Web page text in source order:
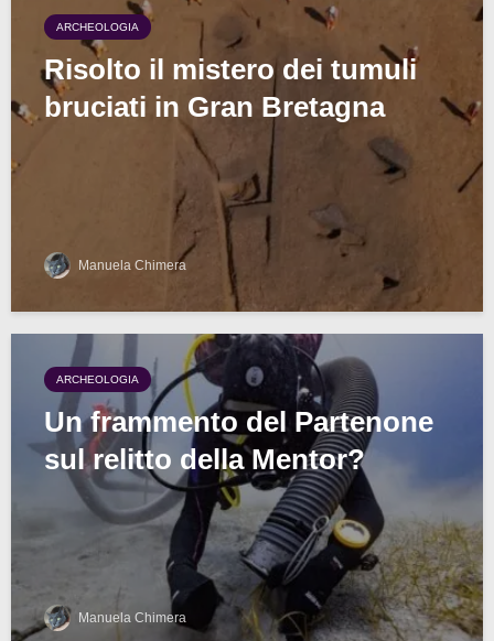
ARCHEOLOGIA
Risolto il mistero dei tumuli
bruciati in Gran Bretagna
Manuela Chimera
ARCHEOLOGIA
Un frammento del Partenone
sul relitto della Mentor?
Manuela Chimera